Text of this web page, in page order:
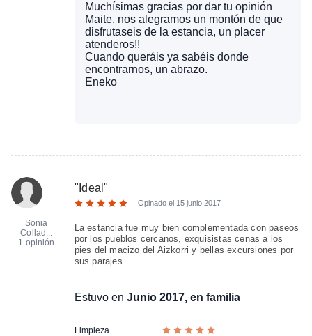
Muchísimas gracias por dar tu opinión
Maite, nos alegramos un montón de que
disfrutaseis de la estancia, un placer
atenderos!!
Cuando queráis ya sabéis donde
encontrarnos, un abrazo.
Eneko
Sonia
Collad...
1 opinión
" Ideal"
Opinado el 15 junio 2017
La estancia fue muy bien complementada con paseos
por los pueblos cercanos, exquisistas cenas a los
pies del macizo del Aizkorri y bellas excursiones por
sus parajes.
Estuvo en Junio 2017, en familia
Limpieza